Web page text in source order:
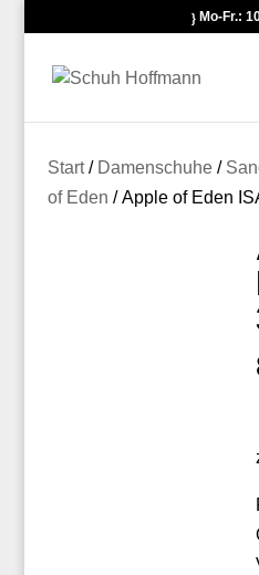
Mo-Fr.:
Start/ Damenschuhe/
of Eden / Apple of Eden